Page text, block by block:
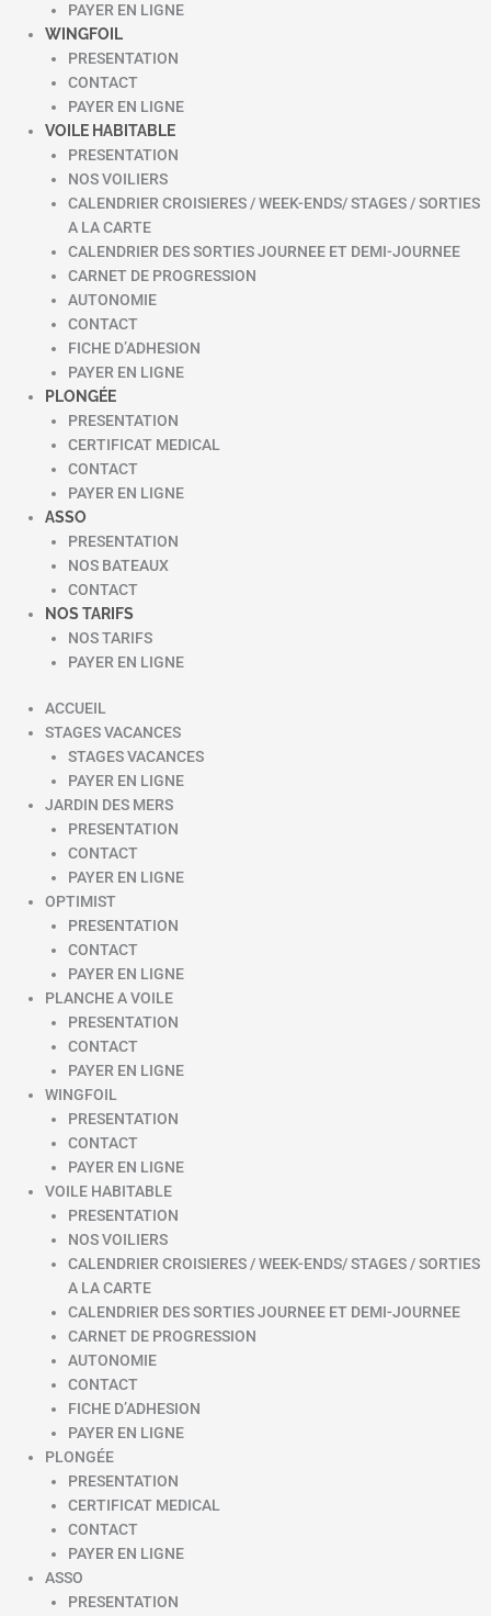
PAYER EN LIGNE
WINGFOIL
PRESENTATION
CONTACT
PAYER EN LIGNE
VOILE HABITABLE
PRESENTATION
NOS VOILIERS
CALENDRIER CROISIERES / WEEK-ENDS/ STAGES / SORTIES
A LA CARTE
CALENDRIER DES SORTIES JOURNEE ET DEMI-JOURNEE
CARNET DE PROGRESSION
AUTONOMIE
CONTACT
FICHE D’ADHESION
PAYER EN LIGNE
PLONGÉE
PRESENTATION
CERTIFICAT MEDICAL
CONTACT
PAYER EN LIGNE
ASSO
PRESENTATION
NOS BATEAUX
CONTACT
NOS TARIFS
NOS TARIFS
PAYER EN LIGNE
ACCUEIL
STAGES VACANCES
STAGES VACANCES
PAYER EN LIGNE
JARDIN DES MERS
PRESENTATION
CONTACT
PAYER EN LIGNE
OPTIMIST
PRESENTATION
CONTACT
PAYER EN LIGNE
PLANCHE A VOILE
PRESENTATION
CONTACT
PAYER EN LIGNE
WINGFOIL
PRESENTATION
CONTACT
PAYER EN LIGNE
VOILE HABITABLE
PRESENTATION
NOS VOILIERS
CALENDRIER CROISIERES / WEEK-ENDS/ STAGES / SORTIES
A LA CARTE
CALENDRIER DES SORTIES JOURNEE ET DEMI-JOURNEE
CARNET DE PROGRESSION
AUTONOMIE
CONTACT
FICHE D’ADHESION
PAYER EN LIGNE
PLONGÉE
PRESENTATION
CERTIFICAT MEDICAL
CONTACT
PAYER EN LIGNE
ASSO
PRESENTATION